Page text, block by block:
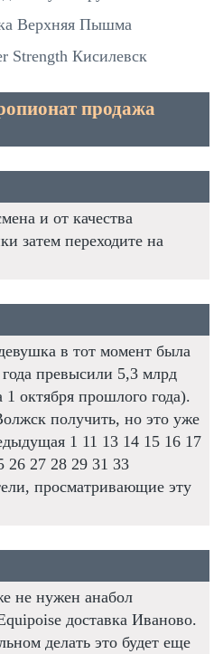
Верхняя Пышма
Strength Кисилевск
продажа
и от качества
затем переходите на
в тот момент была
превысили 5,3 млрд
октября прошлого года).
получить, но это уже
1 11 13 14 15 16 17
26 27 28 29 31 33
просматривающие эту
не нужен анабол
доставка Иваново.
делать это будет еще